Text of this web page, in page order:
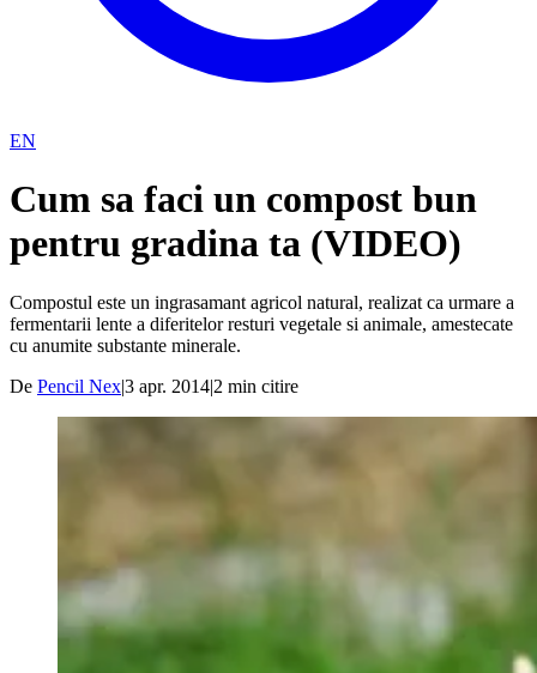
EN
Cum sa faci un compost bun
pentru gradina ta (VIDEO)
Compostul este un ingrasamant agricol natural, realizat ca urmare a
fermentarii lente a diferitelor resturi vegetale si animale, amestecate
cu anumite substante minerale.
De Pencil Nex|3 apr. 2014|2 min citire